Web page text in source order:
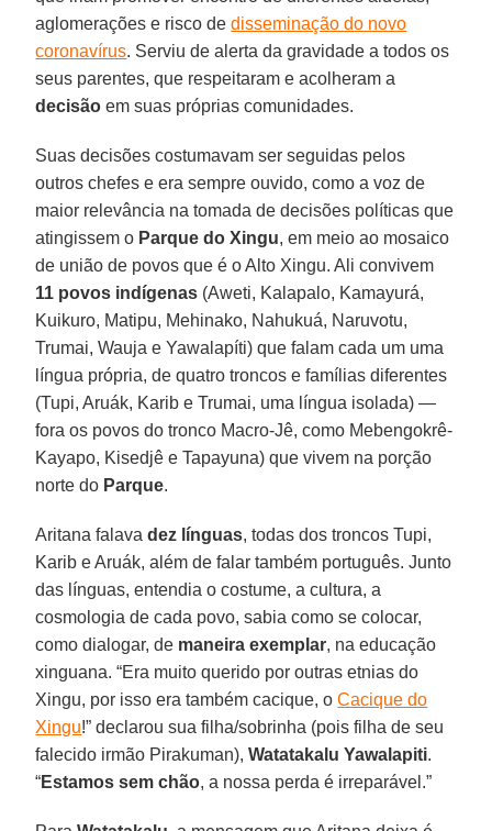
aglomerações e risco dedisseminação do novo
coronavírus. Serviu de alerta da gravidade a todos os
seus parentes, que respeitaram e acolheram a
decisão em suas próprias comunidades.
Suas decisões costumavam ser seguidas pelos
outros chefes e era sempre ouvido, como a voz de
maior relevância na tomada de decisões políticas que
atingissem o Parque do Xingu, em meio ao mosaico
de união de povos que é o Alto Xingu. Ali convivem
11 povos indígenas (Aweti, Kalapalo, Kamayurá,
Kuikuro, Matipu, Mehinako, Nahukuá, Naruvotu,
Trumai, Wauja e Yawalapíti) que falam cada um uma
língua própria, de quatro troncos e famílias diferentes
(Tupi, Aruák, Karib e Trumai, uma língua isolada) —
fora os povos do tronco Macro-Jê, como Mebengokrê-
Kayapo, Kisedjê e Tapayuna) que vivem na porção
norte do Parque.
Aritana falavadez línguas, todas dos troncos Tupi,
Karib e Aruák, além de falar também português. Junto
das línguas, entendia o costume, a cultura, a
cosmologia de cada povo, sabia como se colocar,
como dialogar, de maneira exemplar, na educação
xinguana. “Era muito querido por outras etnias do
Xingu, por isso era também cacique, oCacique do
Xingu!” declarou sua filha/sobrinha (pois filha de seu
falecido irmão Pirakuman),Watatakalu Yawalapiti.
“Estamos sem chão, a nossa perda é irreparável.”